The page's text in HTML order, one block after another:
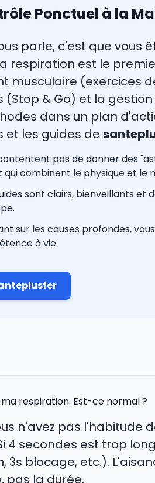
Ponctuel à la
parle, c'est que vous
respiration est le
musculaire (exercices
& Go) et la
dans un plan
les guides de
pas de donner des
combinent le physique et le
sont clairs, bienveillants et
sur les causes profondes,
à vie.
respiration. Est-ce normal ?
n'avez pas l'habitude
4 secondes est trop
3s blocage, etc.).
pas la durée.